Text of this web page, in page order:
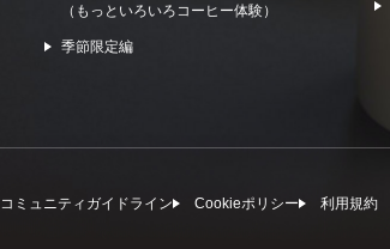
（もっといろいろコーヒー体験）
季節限定編
コミュニティガイドライン Cookieポリシー 利⽤規約